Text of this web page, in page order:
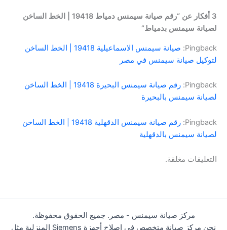
3 أفكار عن “رقم صيانة سيمنس دمياط 19418 | الخط الساخن
لصيانة سيمنس بدمياط”
Pingback:
صيانة سيمنس الاسماعيلية 19418 | الخط الساخن
لتوكيل صيانة سيمنس في مصر
Pingback:
رقم صيانة سيمنس البحيرة 19418 | الخط الساخن
لصيانة سيمنس بالبحيرة
Pingback:
رقم صيانة سيمنس الدقهلية 19418 | الخط الساخن
لصيانة سيمنس بالدقهلية
التعليقات مغلقة.
مركز صيانة سيمنس - مصر. جميع الحقوق محفوظة.
نحن مركز صيانة متخصص في إصلاح أجهزة Siemens المنزلية مثل